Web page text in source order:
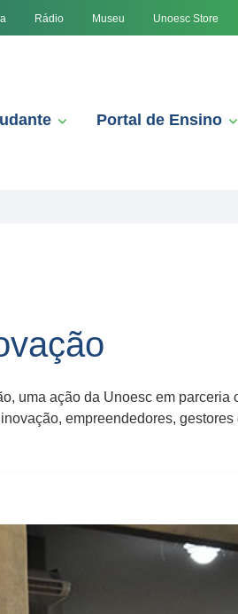
Rádio Museu Unoesc Store
Portal de Ensino
uma ação da Unoesc em parceria
empreendedores, gestores